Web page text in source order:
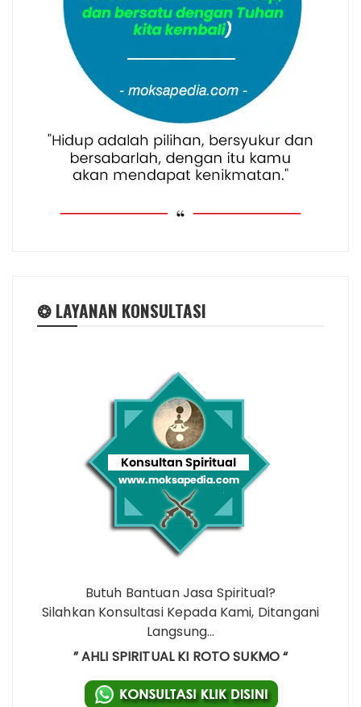
❂ LAYANAN KONSULTASI
Butuh Bantuan Jasa Spiritual?
Silahkan Konsultasi Kepada Kami, Ditangani
Langsung…
” AHLI SPIRITUAL KI ROTO SUKMO “